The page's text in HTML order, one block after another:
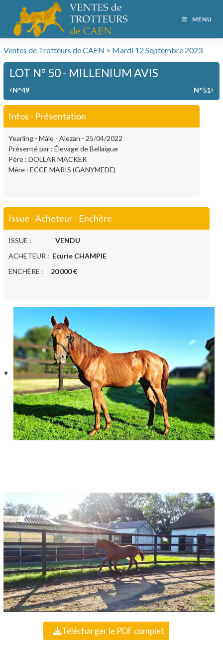
MENU
Ventes de Trotteurs de CAEN > Mardi 12 Septembre 2023
LOT N° 50 - MILLENIUM AVIS
‹N°49 N°51›
Infos - Présentation
Yearling - Mâle - Alezan - 25/04/2022
Présenté par : Élevage de Bellaigue
Père : DOLLAR MACKER
Mère : ECCE MARIS (GANYMEDE)
Issue - Acheteur - Enchère
ISSUE : VENDU
ACHETEUR : Ecurie CHAMPIE
ENCHÈRE : 20 000 €
Télécharger le PDF complet